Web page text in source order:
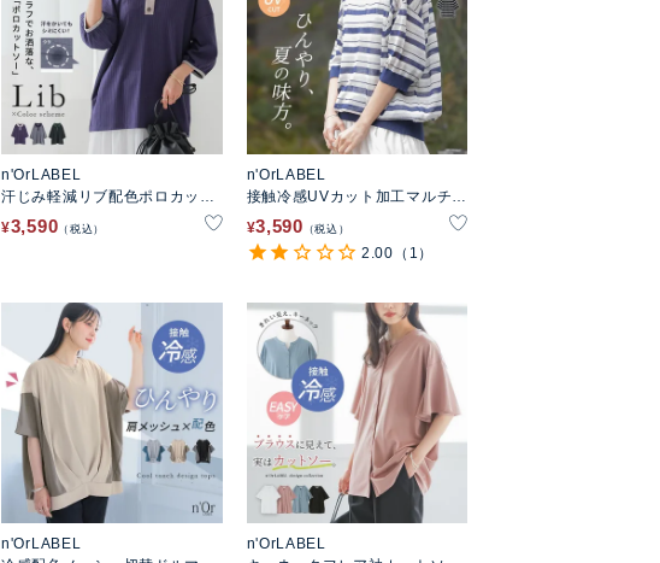
n'OrLABEL
汗じみ軽減リブ配色ポロカット
ソー
¥3,590 税込
n'OrLABEL
接触冷感UVカット加工マルチボ
ーダーシアーニット
¥3,590 税込
2.00 （1）
n'OrLABEL
n'OrLABEL